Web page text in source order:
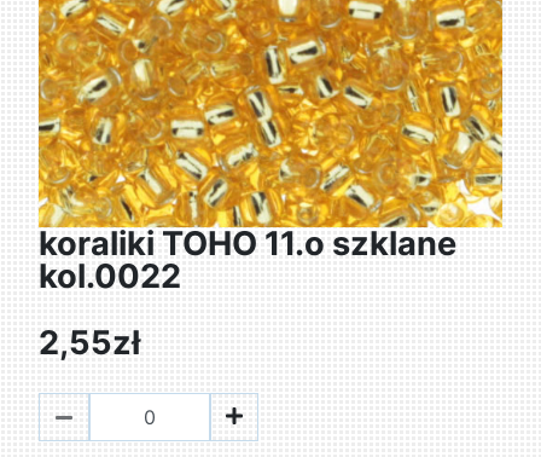
koraliki TOHO 11.o szklane
kol.0022
2,55zł